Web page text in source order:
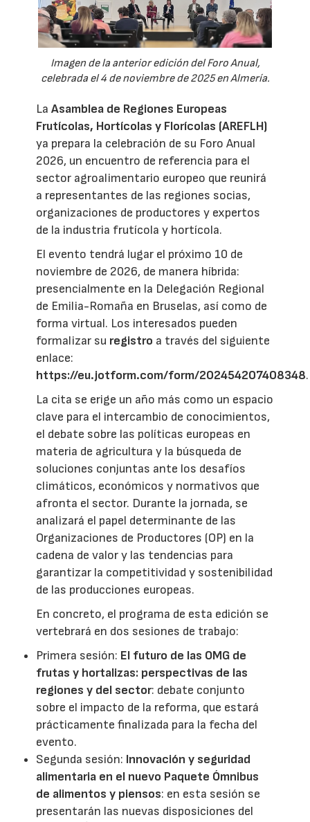
Imagen de la anterior edición del Foro Anual,
celebrada el 4 de noviembre de 2025 en Almería.
LaAsamblea de Regiones Europeas
Frutícolas, Hortícolas y Florícolas (AREFLH)
ya prepara la celebración de su Foro Anual
2026, un encuentro de referencia para el
sector agroalimentario europeo que reunirá
a representantes de las regiones socias,
organizaciones de productores y expertos
de la industria frutícola y hortícola.
El evento tendrá lugar el próximo 10 de
noviembre de 2026, de manera híbrida:
presencialmente en la Delegación Regional
de Emilia-Romaña en Bruselas, así como de
forma virtual. Los interesados pueden
formalizar su registro a través del siguiente
enlace:
https://eu.jotform.com/form/202454207408348.
La cita se erige un año más como un espacio
clave para el intercambio de conocimientos,
el debate sobre las políticas europeas en
materia de agricultura y la búsqueda de
soluciones conjuntas ante los desafíos
climáticos, económicos y normativos que
afronta el sector. Durante la jornada, se
analizará el papel determinante de las
Organizaciones de Productores (OP) en la
cadena de valor y las tendencias para
garantizar la competitividad y sostenibilidad
de las producciones europeas.
En concreto, el programa de esta edición se
vertebrará en dos sesiones de trabajo:
Primera sesión: El futuro de las OMG de
frutas y hortalizas: perspectivas de las
regiones y del sector: debate conjunto
sobre el impacto de la reforma, que estará
prácticamente finalizada para la fecha del
evento.
Segunda sesión: Innovación y seguridad
alimentaria en el nuevo Paquete Ómnibus
de alimentos y piensos: en esta sesión se
presentarán las nuevas disposiciones del